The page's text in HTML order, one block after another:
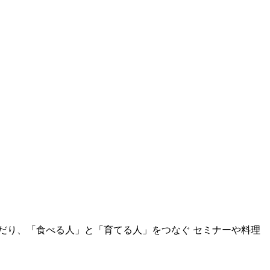
、「食べる人」と「育てる人」をつなぐ セミナーや料理